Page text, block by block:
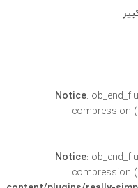
Notice:
compression
Notice:
compression